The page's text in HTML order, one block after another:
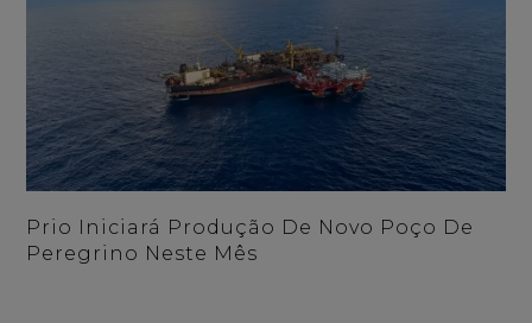
Prio Iniciará Produção De Novo Poço De
Peregrino Neste Mês